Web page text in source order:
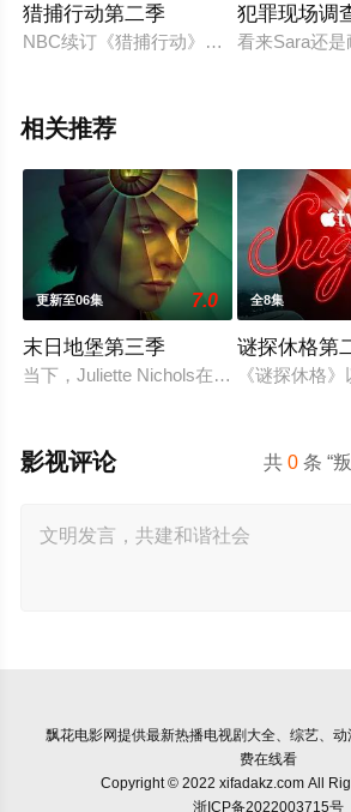
。
猎捕行动第二季
NBC续订《猎捕行动》第二季。
犯罪现场调
看来Sara还
相关推荐
更新至06集 7.0
末日地堡第三季
当下，Juliette Nichols在被迫接受“净化
全8集
谜探休格第
《谜探休格
共0 条 “
影视评论
飘花电影网提供最新热播电视剧大全、综艺、
费在线看
Copyright © 2022 xifadakz.com All
浙ICP备2022003715号